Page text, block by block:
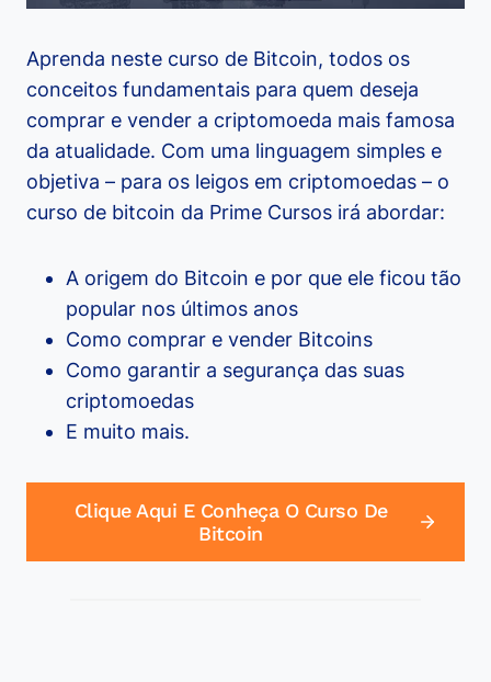
Aprenda neste curso de Bitcoin, todos os
conceitos fundamentais para quem deseja
comprar e vender a criptomoeda mais famosa
da atualidade. Com uma linguagem simples e
objetiva – para os leigos em criptomoedas – o
curso de bitcoin da Prime Cursos irá abordar:
A origem do Bitcoin e por que ele ficou tão
popular nos últimos anos
Como comprar e vender Bitcoins
Como garantir a segurança das suas
criptomoedas
E muito mais.
Clique Aqui E Conheça O Curso De
Bitcoin